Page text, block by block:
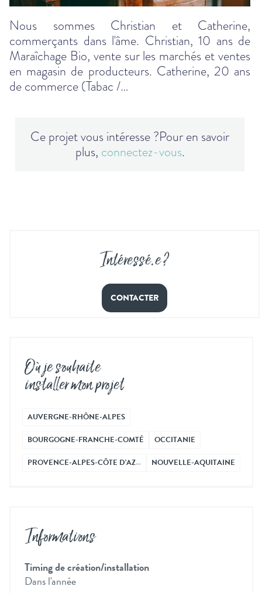
Nous sommes Christian et Catherine,
commerçants dans l'âme. Christian, 10 ans de
Maraîchage Bio, vente sur les marchés et ventes
en magasin de producteurs. Catherine, 20 ans
de commerce (Tabac /…
Ce projet vous intéresse ?Pour en savoir
plus, connectez-vous.
Intéressé.e ?
CONTACTER
Où je souhaite
installer mon projet
AUVERGNE-RHÔNE-ALPES
BOURGOGNE-FRANCHE-COMTÉ
OCCITANIE
PROVENCE-ALPES-CÔTE D'AZ…
NOUVELLE-AQUITAINE
Informations
Timing de création/installation
Dans l'année